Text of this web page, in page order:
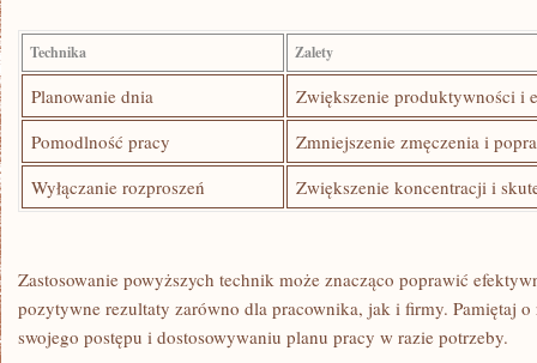
Technika Zalety
Planowanie dnia
Zwiększenie produktywności i
Pomodlność pracy
Zmniejszenie zmęczenia i
Wyłączanie rozproszeń
Zwiększenie‍ koncentracji i
Zastosowanie ⁤powyższych technik może znacząco poprawić
⁢pozytywne rezultaty zarówno dla‌ pracownika, jak i firmy. Pamiętaj
swojego postępu i dostosowywaniu planu ​pracy w razie potrzeby.